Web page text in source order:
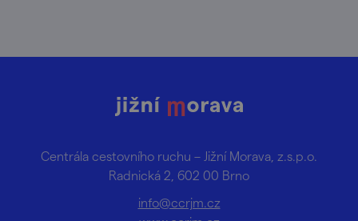
Centrála cestovního ruchu – Jižní Morava, z.s.p.o.
Radnická 2, 602 00 Brno
info@ccrjm.cz